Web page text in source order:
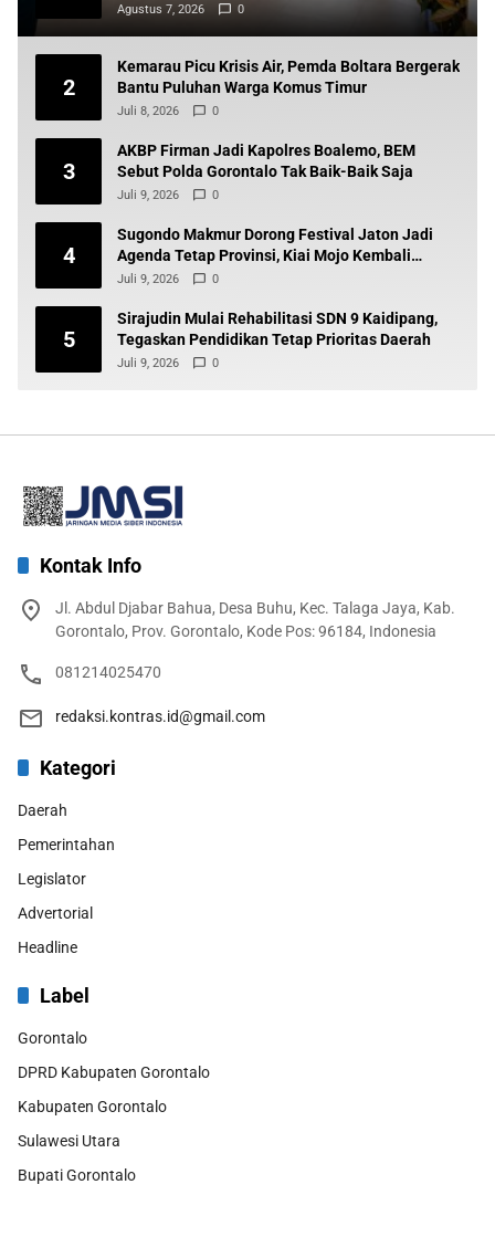
Agustus 7, 2026 0
2
Kemarau Picu Krisis Air, Pemda Boltara Bergerak
Bantu Puluhan Warga Komus Timur
Juli 8, 2026 0
3
AKBP Firman Jadi Kapolres Boalemo, BEM
Sebut Polda Gorontalo Tak Baik-Baik Saja
Juli 9, 2026 0
4
Sugondo Makmur Dorong Festival Jaton Jadi
Agenda Tetap Provinsi, Kiai Mojo Kembali
Disuarakan
Juli 9, 2026 0
5
Sirajudin Mulai Rehabilitasi SDN 9 Kaidipang,
Tegaskan Pendidikan Tetap Prioritas Daerah
Juli 9, 2026 0
Kontak Info
Jl. Abdul Djabar Bahua, Desa Buhu, Kec. Talaga Jaya, Kab.
Gorontalo, Prov. Gorontalo, Kode Pos: 96184, Indonesia
081214025470
redaksi.kontras.id@gmail.com
Kategori
Daerah
Pemerintahan
Legislator
Advertorial
Headline
Label
Gorontalo
DPRD Kabupaten Gorontalo
Kabupaten Gorontalo
Sulawesi Utara
Bupati Gorontalo